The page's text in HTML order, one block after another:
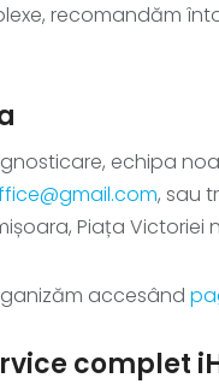
recomandăm
echipa
, sau
Piața
accesând
complet